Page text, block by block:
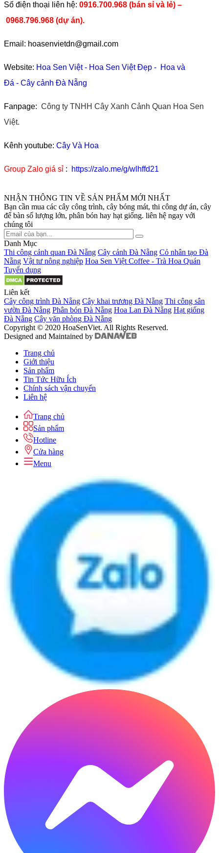
​Số điện thoại liên hệ: 0916.700.968 (bán sỉ và lẻ) –
0968.796.968 (dự án).
Email: hoasenvietdn@gmail.com
Website: Hoa Sen Việt- Hoa Sen Việt Đẹp - Hoa và
Đá - Cây cảnh Đà Nẵng
Fanpage: Công ty TNHH Cây Xanh Cảnh Quan Hoa Sen
Việt.
Kênh youtube: Cây Và Hoa
Group Zalo giá sỉ : https://zalo.me/g/wlhffd21
NHẬN THÔNG TIN VỀ SẢN PHẨM MỚI NHẤT
Bạn cần mua các cây công trình, cây bóng mát, thi công dự án, cây
để bàn số lượng lớn, phân bón hay hạt giống. liên hệ ngay với
chúng tôi
Danh Mục
Thi công cảnh quan Đà Nẵng Cây cảnh Đà Nẵng Cỏ nhân tạo Đà
Nẵng Vật tư nông nghiệp Hoa Sen Việt Coffee - Trà Hoa Quán
Tuyển dụng
Liên kết
Cây công trình Đà Nẵng Cây khai trương Đà Nẵng Thi công sân
vườn Đà Nẵng Phân bón Đà Nẵng Hoa Lan Đà Nẵng Hạt giống
Đà Nẵng Cây văn phòng Đà Nẵng
Copyright © 2020 HoaSenViet. All Rights Reserved.
Designed and Maintained by
Trang chủ
Giới thiệu
Sản phẩm
Tin Tức Hữu Ích
Chính sách vận chuyển
Liên hệ
Trang chủ
Sản phẩm
Hotline
Cửa hàng
Menu